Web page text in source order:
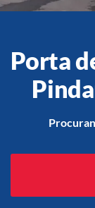
Porta